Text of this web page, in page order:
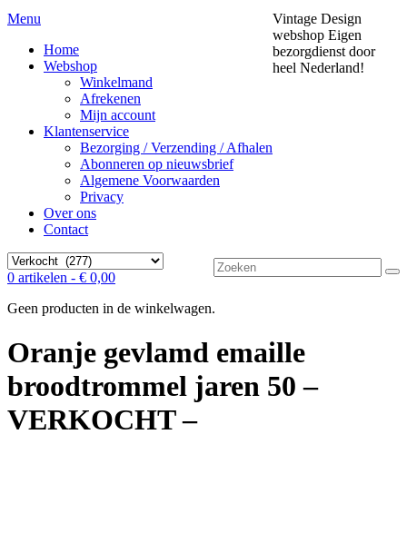
Menu
Home
Webshop
Winkelmand
Afrekenen
Mijn account
Klantenservice
Bezorging / Verzending / Afhalen
Abonneren op nieuwsbrief
Algemene Voorwaarden
Privacy
Over ons
Contact
Zoek
naar:
Vintage Design
webshop Eigen
bezorgdienst door
heel Nederland!
0 artikelen - € 0,00
Geen producten in de winkelwagen.
Oranje gevlamd emaille
broodtrommel jaren 50 –
VERKOCHT –